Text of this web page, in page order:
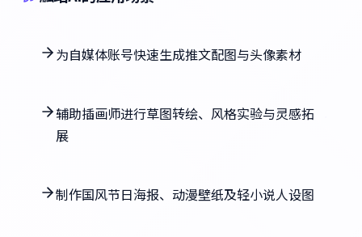
为自媒体账号快速生成推文配图与头像素材
辅助插画师进行草图转绘、风格实验与灵感拓
展
制作国风节日海报、动漫壁纸及轻小说人设图